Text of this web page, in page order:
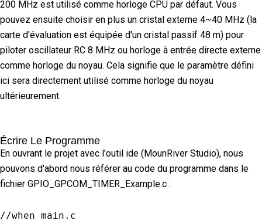
200 MHz est utilisé comme horloge CPU par défaut. Vous
pouvez ensuite choisir en plus un cristal externe 4~40 MHz (la
carte d'évaluation est équipée d'un cristal passif 48 m) pour
piloter oscillateur RC 8 MHz ou horloge à entrée directe externe
comme horloge du noyau. Cela signifie que le paramètre défini
ici sera directement utilisé comme horloge du noyau
ultérieurement.
Écrire Le Programme
En ouvrant le projet avec l'outil ide (MounRiver Studio), nous
pouvons d'abord nous référer au code du programme dans le
fichier GPIO_GPCOM_TIMER_Example.c :
//when main.c